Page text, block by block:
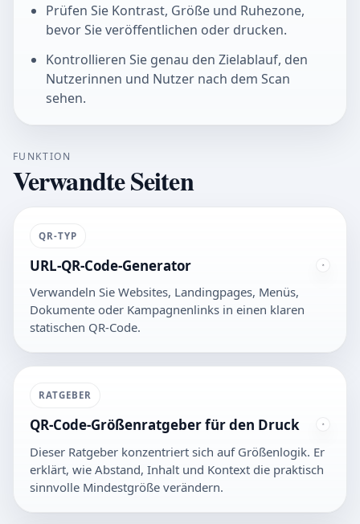
Prüfen Sie Kontrast, Größe und Ruhezone,
bevor Sie veröffentlichen oder drucken.
Kontrollieren Sie genau den Zielablauf, den
Nutzerinnen und Nutzer nach dem Scan
sehen.
FUNKTION
Verwandte Seiten
QR-TYP
URL-QR-Code-Generator
Verwandeln Sie Websites, Landingpages, Menüs,
Dokumente oder Kampagnenlinks in einen klaren
statischen QR-Code.
RATGEBER
QR-Code-Größenratgeber für den Druck
Dieser Ratgeber konzentriert sich auf Größenlogik. Er
erklärt, wie Abstand, Inhalt und Kontext die praktisch
sinnvolle Mindestgröße verändern.